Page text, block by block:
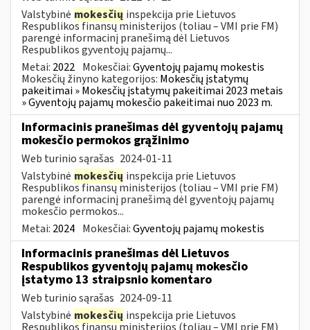
Valstybinė mokesčių inspekcija prie Lietuvos
Respublikos finansų ministerijos (toliau – VMI prie FM)
parengė informacinį pranešimą dėl Lietuvos
Respublikos gyventojų pajamų...
Metai: 2022 Mokesčiai:Gyventojų pajamų mokestis
Mokesčių žinyno kategorijos: Mokesčių įstatymų
pakeitimai » Mokesčių įstatymų pakeitimai 2023 metais
» Gyventojų pajamų mokesčio pakeitimai nuo 2023 m.
Informacinis pranešimas dėl gyventojų pajamų
mokesčio permokos grąžinimo
Web turinio sąrašas 2024-01-11
Valstybinė mokesčių inspekcija prie Lietuvos
Respublikos finansų ministerijos (toliau – VMI prie FM)
parengė informacinį pranešimą dėl gyventojų pajamų
mokesčio permokos...
Metai: 2024 Mokesčiai:Gyventojų pajamų mokestis
Informacinis pranešimas dėl Lietuvos
Respublikos gyventojų pajamų mokesčio
įstatymo 13 straipsnio komentaro
Web turinio sąrašas 2024-09-11
Valstybinė mokesčių inspekcija prie Lietuvos
Respublikos finansų ministerijos (toliau – VMI prie FM)